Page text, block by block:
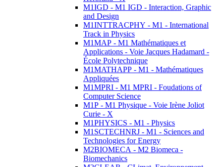
M1IGD - M1 IGD - Interaction, Graphic
and Design
M1INTTRACPHY - M1 - International
Track in Physics
M1MAP - M1 Mathématiques et
Applications - Voie Jacques Hadamard -
École Polytechnique
M1MATHAPP - M1 - Mathématiques
Appliquées
M1MPRI - M1 MPRI - Foudations of
Computer Science
M1P - M1 Physique - Voie Irène Joliot
Curie - X
M1PHYSICS - M1 - Physics
M1SCTECHNRJ - M1 - Sciences and
Technologies for Energy
M2BIOMECA - M2 Biomeca -
Biomechanics